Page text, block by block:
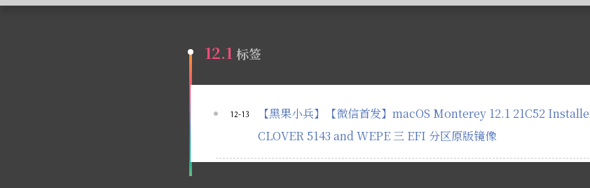
12.1 标签
【黑果小兵】【微信首发】macOS Monterey 12.1 21C52
CLOVER 5143 and WEPE 三 EFI 分区原版镜像
12-13